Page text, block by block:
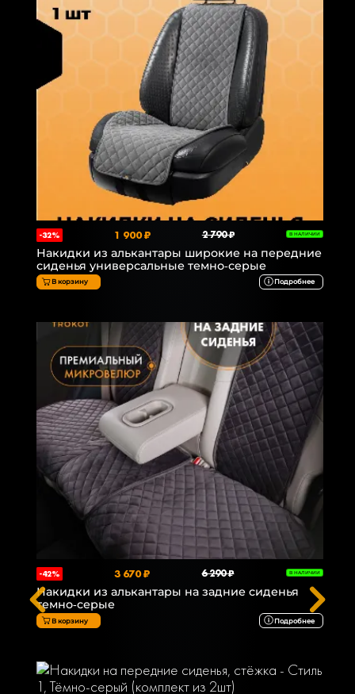
-32% 1 900 ₽ 2 790 ₽ В НАЛИЧИИ
Накидки из алькантары широкие на передние
сиденья универсальные темно-серые
В корзину Подробнее
-42% 3 670 ₽ 6 290 ₽ В НАЛИЧИИ
Накидки из алькантары на задние сиденья
темно-серые
В корзину Подробнее